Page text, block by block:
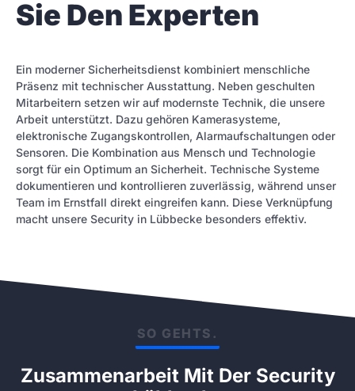
Sie Den Experten
Ein moderner Sicherheitsdienst kombiniert menschliche
Präsenz mit technischer Ausstattung. Neben geschulten
Mitarbeitern setzen wir auf modernste Technik, die unsere
Arbeit unterstützt. Dazu gehören Kamerasysteme,
elektronische Zugangskontrollen, Alarmaufschaltungen oder
Sensoren. Die Kombination aus Mensch und Technologie
sorgt für ein Optimum an Sicherheit. Technische Systeme
dokumentieren und kontrollieren zuverlässig, während unser
Team im Ernstfall direkt eingreifen kann. Diese Verknüpfung
macht unsere Security in Lübbecke besonders effektiv.
SO GEHTS.
Zusammenarbeit Mit Der Security